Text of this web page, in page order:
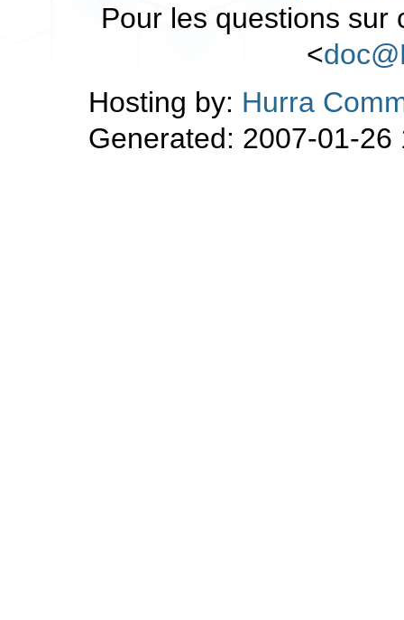
Pour les questions sur
<
Hosting by: Hurra
Generated: 2007-01-26